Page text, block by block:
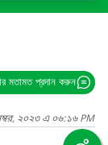
মতামত প্রদান করুন
২০২৩ এ ০৬:১৬ PM